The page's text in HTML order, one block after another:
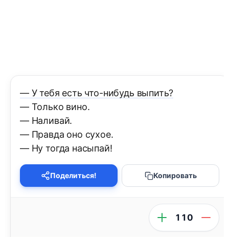
— У тебя есть что-нибудь выпить?
— Только вино.
— Наливай.
— Правда оно сухое.
— Ну тогда насыпай!
Поделиться! Копировать
110